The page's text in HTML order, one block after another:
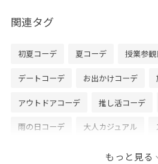
関連タグ
初夏コーデ 夏コーデ 授業参
デートコーデ お出かけコーデ
アウトドアコーデ 推し活コーデ
雨の日コーデ 大人カジュアル
カジュアルコーデ
もっと見る